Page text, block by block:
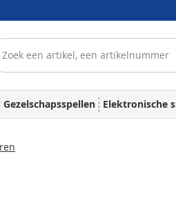
Gezelschapsspellen Elektronische